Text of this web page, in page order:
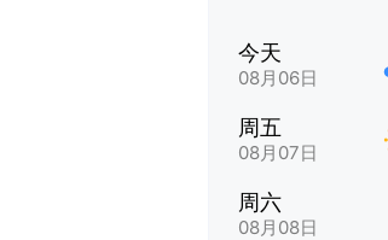
今天
08月06日
周五
08月07日
周六
08月08日